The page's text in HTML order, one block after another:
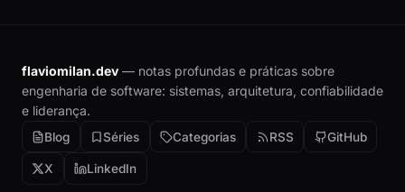
flaviomilan.dev — notas profundas e práticas sobre
engenharia de software: sistemas, arquitetura, confiabilidade
e liderança.
Blog Séries Categorias RSS GitHub
X LinkedIn